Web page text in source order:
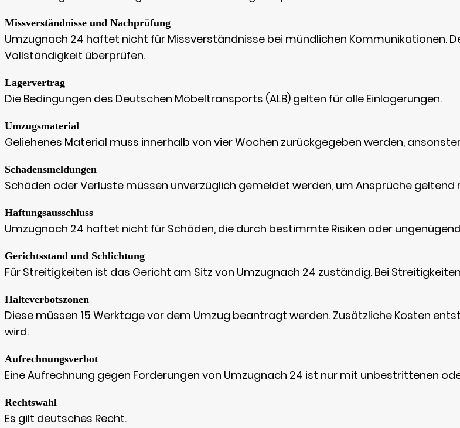
Missverständnisse und Nachprüfung
Umzugnach 24 haftet nicht für Missverständnisse bei mündlichen Kommunikationen.
Vollständigkeit überprüfen.
Lagervertrag
Die Bedingungen des Deutschen Möbeltransports (ALB) gelten für alle Einlagerungen.
Umzugsmaterial
Geliehenes Material muss innerhalb von vier Wochen zurückgegeben werden,
Schadensmeldungen
Schäden oder Verluste müssen unverzüglich gemeldet werden, um Ansprüche geltend
Haftungsausschluss
Umzugnach 24 haftet nicht für Schäden, die durch bestimmte Risiken oder
Gerichtsstand und Schlichtung
Für Streitigkeiten ist das Gericht am Sitz von Umzugnach 24 zuständig. Bei
Halteverbotszonen
Diese müssen 15 Werktage vor dem Umzug beantragt werden. Zusätzliche Kosten
wird.
Aufrechnungsverbot
Eine Aufrechnung gegen Forderungen von Umzugnach 24 ist nur mit unbestrittenen
Rechtswahl
Es gilt deutsches Recht.